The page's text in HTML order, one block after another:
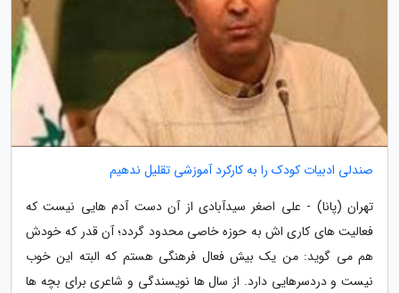
صندلی ادبیات کودک را به کارکرد آموزشی تقلیل ندهیم
تهران (پانا) - علی اصغر سیدآبادی از آن دست آدم هایی نیست که
فعالیت های کاری اش به حوزه خاصی محدود گردد؛ آن قدر که خودش
هم می گوید: من یک بیش فعال فرهنگی هستم که البته این خوب
نیست و دردسرهایی دارد. از سال ها نویسندگی و شاعری برای بچه ها